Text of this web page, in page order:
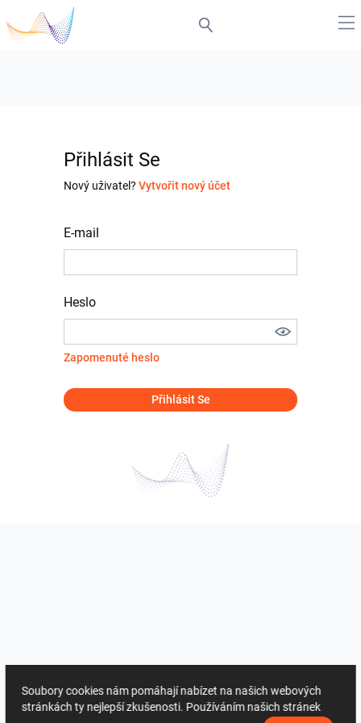
Přihlásit Se
Nový uživatel? Vytvořit nový účet
E-mail
Heslo
Zapomenuté heslo
Přihlásit Se
Soubory cookies nám pomáhají nabízet na našich webových
stránkách ty nejlepší zkušenosti. Používáním našich stránek